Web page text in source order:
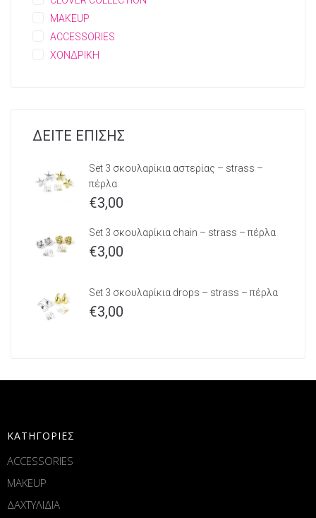
MAKEUP
ACCESSORIES
ΧΟΝΔΡΙΚΗ
ΔΕΙΤΕ ΕΠΙΣΗΣ
Set 3 σκουλαρίκια αστερίας – strass –
πέρλα
€3,00
Set 3 σκουλαρίκια chain – strass – πέρλα
€3,00
Set 3 σκουλαρίκια drops – strass – πέρλα
€3,00
ΚΑΤΗΓΟΡΙΕΣ
ACCESSORIES
MAKEUP
ΔΑΧΤΥΛΙΔΙΑ